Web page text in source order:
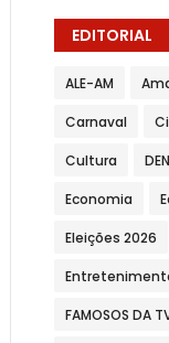
EDITORIAL
ALE-AM
Carnaval
Cultura
Economia
Eleições 2026
FAMOSOS DA